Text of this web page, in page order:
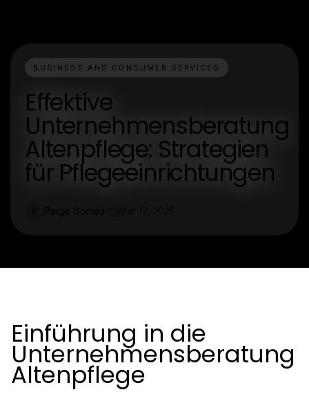
BUSINESS AND CONSUMER SERVICES
Effektive
Unternehmensberatung
Altenpflege: Strategien
für Pflegeeinrichtungen
Einführung in die
Unternehmensberatung
Altenpflege